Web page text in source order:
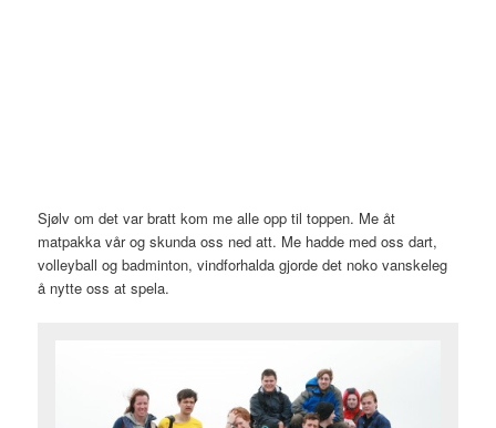
Sjølv om det var bratt kom me alle opp til toppen. Me åt
matpakka vår og skunda oss ned att. Me hadde med oss dart,
volleyball og badminton, vindforhalda gjorde det noko vanskeleg
å nytte oss at spela.